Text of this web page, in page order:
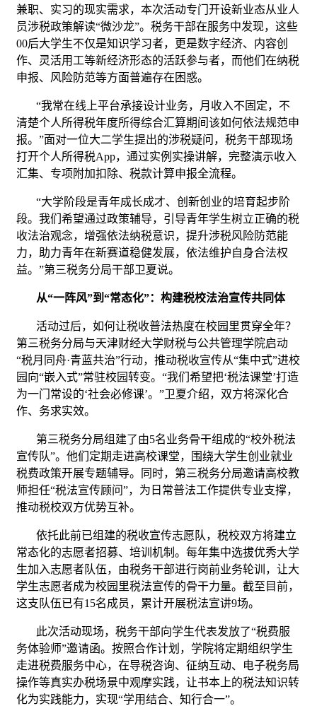
兼职、实习的现实需求，本次活动专门开设新业态从业人
员涉税政策解读“微沙龙”。税务干部在服务中发现，这些
00后大学生不仅是知识学习者，更是数字经济、内容创
作、灵活用工等新经济形态的活跃参与者，而他们在纳税
申报、风险防范等方面普遍存在困惑。
“我常在线上平台承接设计业务，月收入不固定，不
清楚个人所得税年度所得综合汇算期间该如何依法规范申
报。”面对一位大二学生提出的涉税疑问，税务干部现场
打开个人所得税App，通过实例实操讲解，完整演示收入
汇集、专项附加扣除、税款计算申报全流程。
“大学阶段是青年成长成才、创新创业的培育起步阶
段。我们希望通过政策辅导，引导青年学生树立正确的税
收法治观念，增强依法纳税意识，提升涉税风险防范能
力，助力青年在新赛道稳健发展，依法维护自身合法权
益。”第三税务分局干部卫夏说。
从“一阵风”到“常态化”：构建税校法治宣传共同体
活动过后，如何让税收普法热度在校园里贯穿全年？
第三税务分局与天津财经大学财税与公共管理学院启动
“税月同舟·青蓝共治”行动，推动税收宣传从“集中式”进校
园向“嵌入式”常驻校园转变。“我们希望把‘税法课堂’打造
为一门常设的‘社会必修课’。”卫夏介绍，双方将深化合
作、务求实效。
第三税务分局组建了由5名业务骨干组成的“校外税法
宣传队”。他们定期走进高校课堂，围绕大学生创业就业
税费政策开展专题辅导。同时，第三税务分局邀请高校教
师担任“税法宣传顾问”，为日常普法工作提供专业支撑，
推动税校双方优势互补。
依托此前已组建的税收宣传志愿队，税校双方将建立
常态化的志愿者招募、培训机制。每年集中选拔优秀大学
生加入志愿者队伍，由税务干部进行岗前业务轮训，让大
学生志愿者成为校园里税法宣传的骨干力量。截至目前，
这支队伍已有15名成员，累计开展税法宣讲9场。
此次活动现场，税务干部向学生代表发放了“税费服
务体验师”邀请函。按照合作计划，学院将定期组织学生
走进税费服务中心，在导税咨询、征纳互动、电子税务局
操作等真实办税场景中观摩实践，让书本上的税法知识转
化为实践能力，实现“学用结合、知行合一”。